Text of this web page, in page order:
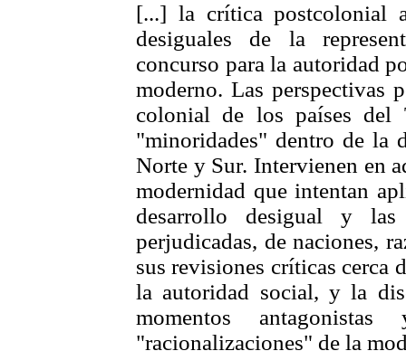
[...] la crítica postcolonial
desiguales de la
concurso para la autoridad
moderno. Las perspectivas
colonial de los países
"minoridades" dentro de la
Norte y Sur. Intervienen en
modernidad que intentan
desarrollo desigual y las
perjudicadas, de naciones,
sus revisiones críticas cerca
la autoridad social, y la
momentos
"racionalizaciones" de la